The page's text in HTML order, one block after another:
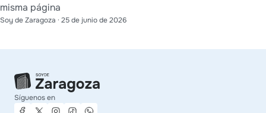
misma página
Soy de Zaragoza · 25 de junio de 2026
Síguenos en